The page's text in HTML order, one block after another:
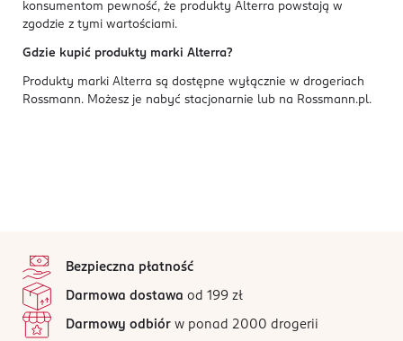
konsumentom pewność, że produkty Alterra powstają w
zgodzie z tymi wartościami.
Gdzie kupić produkty marki Alterra?
Produkty marki Alterra są dostępne wyłącznie w drogeriach
Rossmann. Możesz je nabyć stacjonarnie lub na Rossmann.pl.
Bezpieczna płatność
Darmowa dostawa od 199 zł
Darmowy odbiór w ponad 2000 drogerii